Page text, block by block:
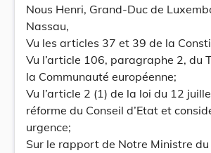
Nous Henri, Grand-Duc de
Nassau,
Vu les articles 37 et 39 de la
Vu l’article 106, paragraphe 2, du
la Communauté européenne;
Vu l’article 2 (1) de la loi du 12
réforme du Conseil d’Etat et
urgence;
Sur le rapport de Notre Ministre du